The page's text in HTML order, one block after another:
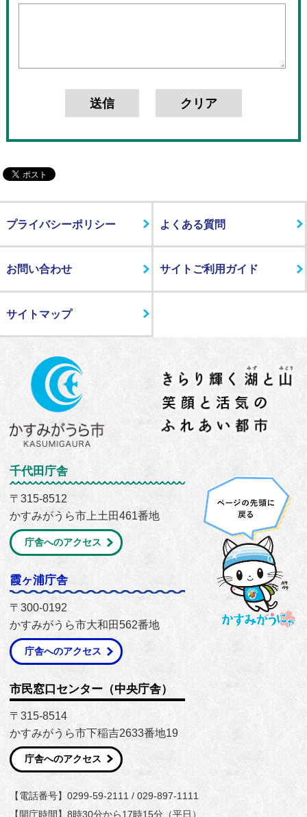
プライバシーポリシー よくある質問
お問い合わせ サイトご利用ガイド
サイトマップ
千代田庁舎
〒315-8512
かすみがうら市上土田461番地
庁舎へのアクセス
霞ヶ浦庁舎
〒300-0192
かすみがうら市大和田562番地
庁舎へのアクセス
市民窓口センター（中央庁舎）
〒315-8514
かすみがうら市下稲吉2633番地19
庁舎へのアクセス
【電話番号】0299-59-2111 / 029-897-1111
【開庁時間】8時30分から17時15分（平日）